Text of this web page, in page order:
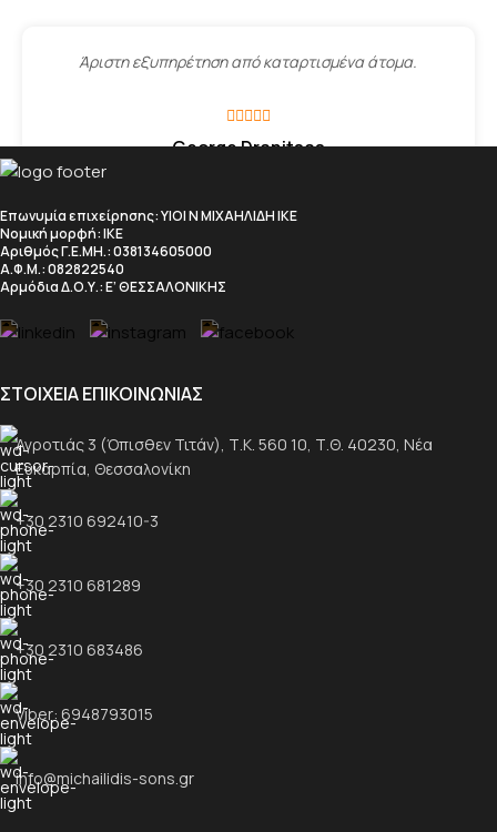
Άριστη εξυπηρέτηση από καταρτισμένα άτομα.
George Dranitsas
Επωνυμία επιχείρησης: ΥΙΟΙ Ν ΜΙΧΑΗΛΙΔΗ ΙΚΕ
Νομική μορφή: ΙΚΕ
Αριθμός Γ.Ε.ΜΗ.: 038134605000
Α.Φ.Μ.: 082822540
Αρμόδια Δ.Ο.Υ.: Ε’ ΘΕΣΣΑΛΟΝΙΚΗΣ
ΣΤΟΙΧΕΙΑ ΕΠΙΚΟΙΝΩΝΙΑΣ
Αγροτιάς 3 (Όπισθεν Τιτάν), Τ.Κ. 560 10, Τ.Θ. 40230, Νέα
Ευκαρπία, Θεσσαλονίκη
+30 2310 692410-3
+30 2310 681289
+30 2310 683486
Viber: 6948793015
info@michailidis-sons.gr